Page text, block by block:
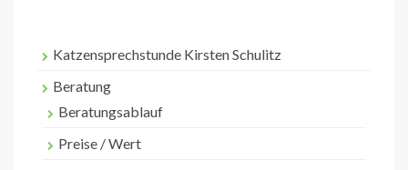
Katzensprechstunde Kirsten Schulitz
Beratung
Beratungsablauf
Preise / Wert